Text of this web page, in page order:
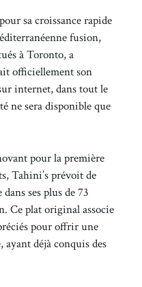
sa croissance rapide
fusion,
à Toronto, a
officiellement son
internet, dans tout le
ne sera disponible que
pour la première
Tahini’s prévoit de
ses plus de 73
Ce plat original associe
pour offrir une
ayant déjà conquis des